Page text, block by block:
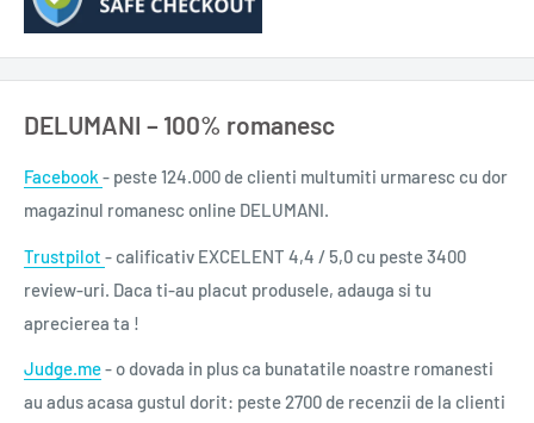
DELUMANI – 100% romanesc
Facebook - peste 124.000 de clienti multumiti urmaresc cu dor
magazinul romanesc online DELUMANI.
Trustpilot - calificativ EXCELENT 4,4 / 5,0 cu peste 3400
review-uri. Daca ti-au placut produsele, adauga si tu
aprecierea ta !
Judge.me- o dovada in plus ca bunatatile noastre romanesti
au adus acasa gustul dorit: peste 2700 de recenzii de la clienti